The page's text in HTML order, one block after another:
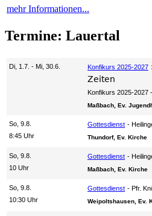
mehr Informationen...
Termine: Lauertal
Di, 1.7. - Mi, 30.6. Konfikurs 2025-2027 :
Zeiten
Konfikurs 2025-2027
Maßbach, Ev.
So, 9.8.
8:45 Uhr
Gottesdienst
Thundorf, Ev. Kirche
So, 9.8.
10 Uhr
Gottesdienst
Maßbach, Ev. Kirche
So, 9.8.
10:30 Uhr
Gottesdienst Pfr.
Weipoltshausen, Ev.